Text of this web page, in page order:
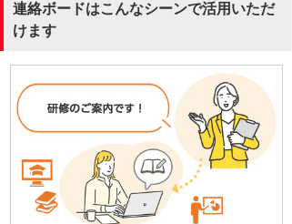
連絡ボードはこんなシーンで活用いただ
けます